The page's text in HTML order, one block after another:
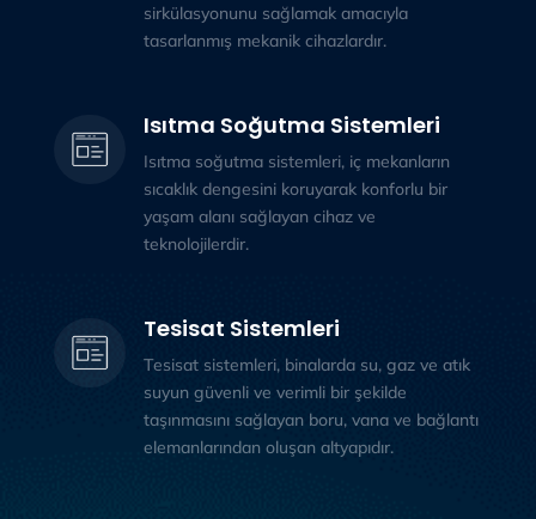
sirkülasyonunu sağlamak amacıyla
tasarlanmış mekanik cihazlardır.
Isıtma Soğutma Sistemleri
Isıtma soğutma sistemleri, iç mekanların
sıcaklık dengesini koruyarak konforlu bir
yaşam alanı sağlayan cihaz ve
teknolojilerdir.
Tesisat Sistemleri
Tesisat sistemleri, binalarda su, gaz ve atık
suyun güvenli ve verimli bir şekilde
taşınmasını sağlayan boru, vana ve bağlantı
elemanlarından oluşan altyapıdır.